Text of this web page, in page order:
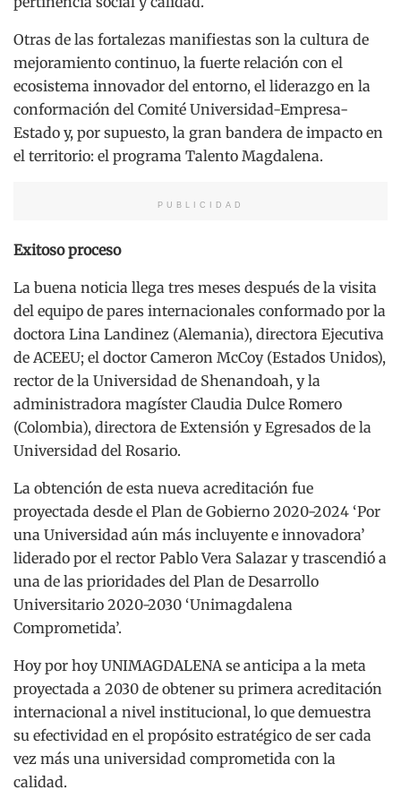
Otras de las fortalezas manifiestas son la cultura de
mejoramiento continuo, la fuerte relación con el
ecosistema innovador del entorno, el liderazgo en la
conformación del Comité Universidad-Empresa-
Estado y, por supuesto, la gran bandera de impacto en
el territorio: el programa Talento Magdalena.
PUBLICIDAD
Exitoso proceso
La buena noticia llega tres meses después de la visita
del equipo de pares internacionales conformado por la
doctora Lina Landinez (Alemania), directora Ejecutiva
de ACEEU; el doctor Cameron McCoy (Estados Unidos),
rector de la Universidad de Shenandoah, y la
administradora magíster Claudia Dulce Romero
(Colombia), directora de Extensión y Egresados de la
Universidad del Rosario.
La obtención de esta nueva acreditación fue
proyectada desde el Plan de Gobierno 2020-2024 ‘Por
una Universidad aún más incluyente e innovadora’
liderado por el rector Pablo Vera Salazar y trascendió a
una de las prioridades del Plan de Desarrollo
Universitario 2020-2030 ‘Unimagdalena
Comprometida’.
Hoy por hoy UNIMAGDALENA se anticipa a la meta
proyectada a 2030 de obtener su primera acreditación
internacional a nivel institucional, lo que demuestra
su efectividad en el propósito estratégico de ser cada
vez más una universidad comprometida con la
calidad.